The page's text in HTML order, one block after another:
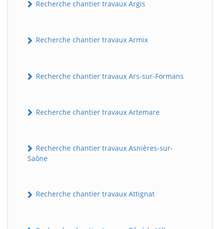
Recherche chantier travaux Argis
Recherche chantier travaux Armix
Recherche chantier travaux Ars-sur-Formans
Recherche chantier travaux Artemare
Recherche chantier travaux Asnières-sur-
Saône
Recherche chantier travaux Attignat